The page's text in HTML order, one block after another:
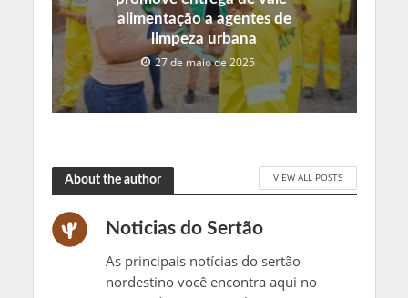
alimentação a agentes de
limpeza urbana
27 de maio de 2025
About the author VIEW ALL POSTS
Noticias do Sertão
As principais notícias do sertão
nordestino você encontra aqui no